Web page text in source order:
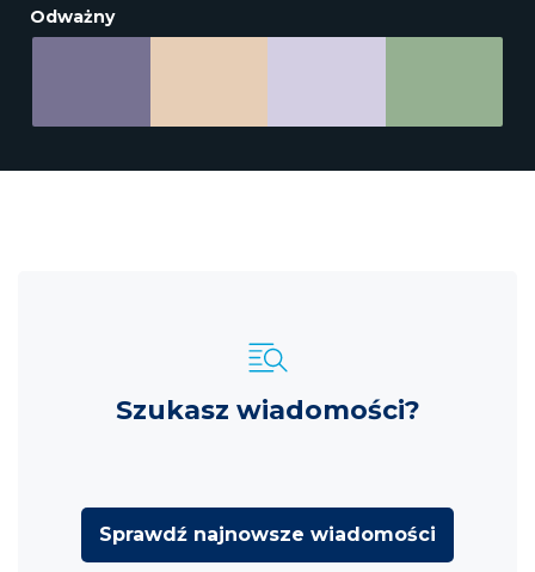
Odważny
Szukasz wiadomości?
Sprawdź najnowsze wiadomości